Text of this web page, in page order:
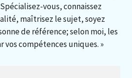
vous, connaissez
maîtrisez le sujet, soyez
de référence; selon moi, les
vos compétences uniques. »